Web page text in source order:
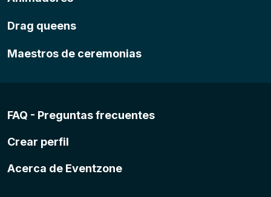
Drag queens
Maestros de ceremonias
FAQ - Preguntas frecuentes
Crear perfil
Acerca de Eventzone